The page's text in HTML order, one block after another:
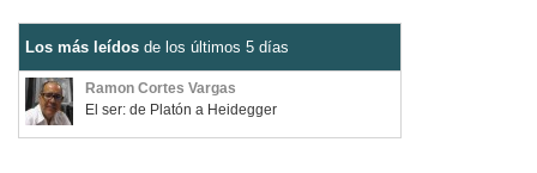
Los más leídos de los últimos 5 días
Ramon Cortes Vargas
El ser: de Platón a Heidegger